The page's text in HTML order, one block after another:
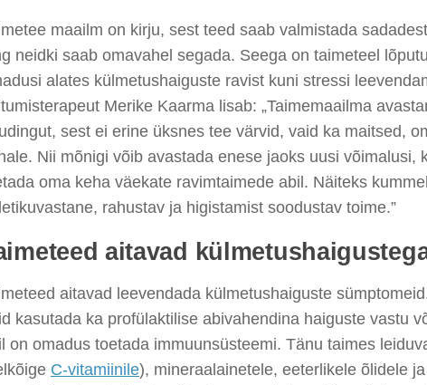
maailm on kirju, sest teed saab valmistada
neidki saab omavahel segada. Seega on taimeteel
alates külmetushaiguste ravist kuni stressi
Merike Kaarma lisab: „Taimemaailma
sest ei erine üksnes tee värvid, vaid ka maitsed,
Nii mõnigi võib avastada enese jaoks uusi võimalusi,
oma keha väekate ravimtaimede abil. Näiteks
rahustav ja higistamist soodustav toime.”
aitavad
aitavad leevendada külmetushaiguste
kasutada ka profülaktilise abivahendina haiguste vastu
on omadus toetada immuunsüsteemi. Tänu taimes
C-vitamiinile), mineraalainetele, eeterlikele õlidele